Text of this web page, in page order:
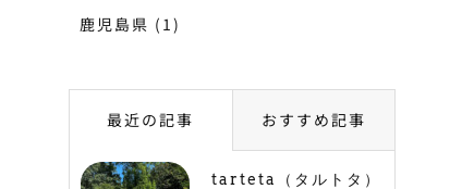
鹿児島県 (1)
最近の記事 おすすめ記事
tarteta（タルトタ）